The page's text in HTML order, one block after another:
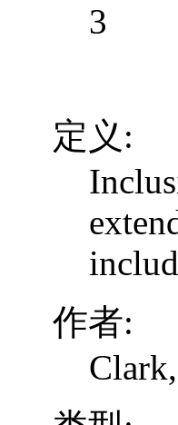
3
定义:
作者: